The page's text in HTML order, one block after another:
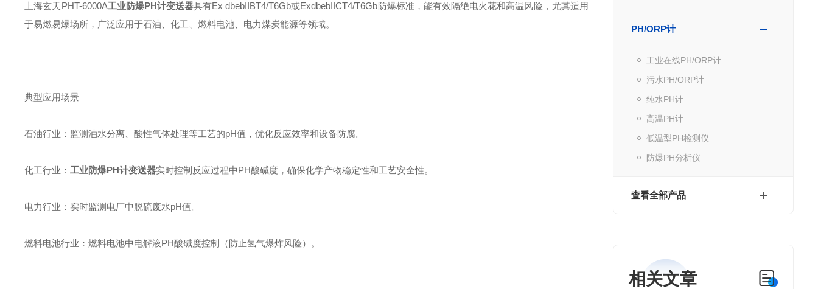
PH/ORP计
工业在线PH/ORP计
污水PH/ORP计
纯水PH计
高温PH计
低温型PH检测仪
防爆PH分析仪
查看全部产品
相关文章
上海玄天PHT-6000A工业防爆PH计变送器具有Ex dbebIIBT4/T6Gb或ExdbebIICT4/T6Gb防爆标准，能有效隔绝电火花和高温风险，尤其适用
于易燃易爆场所，广泛应用于石油、化工、燃料电池、电力煤炭能源等领域。
典型应用场景
石油行业：监测油水分离、酸性气体处理等工艺的pH值，优化反应效率和设备防腐。
化工行业：工业防爆PH计变送器实时控制反应过程中PH酸碱度，确保化学产物稳定性和工艺安全性。
电力行业：实时监测电厂中脱硫废水pH值。
燃料电池行业：燃料电池中电解液PH酸碱度控制（防止氢气爆炸风险）。